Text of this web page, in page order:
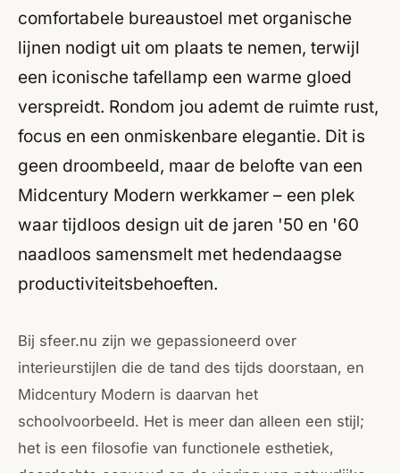
comfortabele bureaustoel met organische
lijnen nodigt uit om plaats te nemen, terwijl
een iconische tafellamp een warme gloed
verspreidt. Rondom jou ademt de ruimte rust,
focus en een onmiskenbare elegantie. Dit is
geen droombeeld, maar de belofte van een
Midcentury Modern werkkamer – een plek
waar tijdloos design uit de jaren '50 en '60
naadloos samensmelt met hedendaagse
productiviteitsbehoeften.
Bij sfeer.nu zijn we gepassioneerd over
interieurstijlen die de tand des tijds doorstaan, en
Midcentury Modern is daarvan het
schoolvoorbeeld. Het is meer dan alleen een stijl;
het is een filosofie van functionele esthetiek,